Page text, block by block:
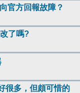
官方回報故障？
了嗎?
很多，但頗可惜的